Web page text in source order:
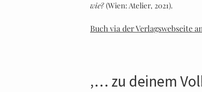
wie? (Wien: Atelier, 2021).
Buch via der Verlagswebseite
‚… zu deinem